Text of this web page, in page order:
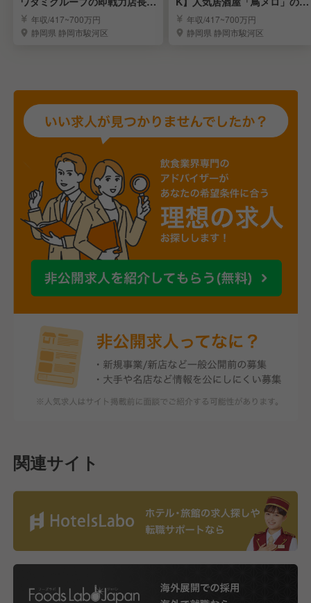
エリアMGRを募集
年収/417~700万円
静岡県 静岡市駿河区
舗スタッフを募集！
年収/417~700万円
静岡県 静岡市駿河区
関連サイト